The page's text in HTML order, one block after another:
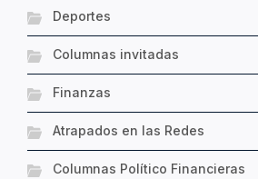
Deportes
Columnas invitadas
Finanzas
Atrapados en las Redes
Columnas Político Financieras